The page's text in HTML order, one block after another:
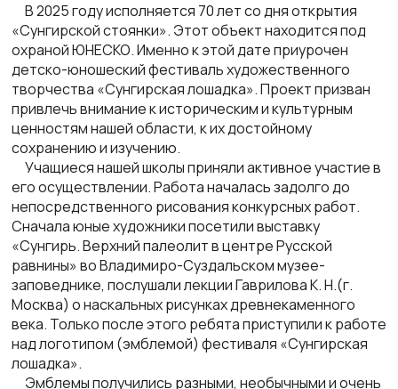
В 2025 году исполняется 70 лет со дня открытия
«Сунгирской стоянки». Этот объект находится под
охраной ЮНЕСКО. Именно к этой дате приурочен
детско-юношеский фестиваль художественного
творчества «Сунгирская лошадка». Проект призван
привлечь внимание к историческим и культурным
ценностям нашей области, к их достойному
сохранению и изучению.
Учащиеся нашей школы приняли активное участие в
егоосуществлении. Работа началась задолго до
непосредственного рисования конкурсных работ.
Сначала юные художники посетили выставку
«Сунгирь. Верхний палеолит в центре Русской
равнины» во Владимиро-Суздальском музее-
заповеднике, послушали лекции Гаврилова К. Н.(г.
Москва) о наскальных рисунках древнекаменного
века. Только после этого ребята приступили к работе
над логотипом (эмблемой) фестиваля «Сунгирская
лошадка».
Эмблемы получились разными, необычными и очень